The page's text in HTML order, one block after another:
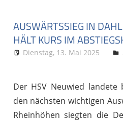
AUSWÄRTSSIEG IN
HÄLT KURS IM
Dienstag, 13. Mai 2025
Der HSV Neuwied
den nächsten wichtigen
Rheinhöhen siegten die